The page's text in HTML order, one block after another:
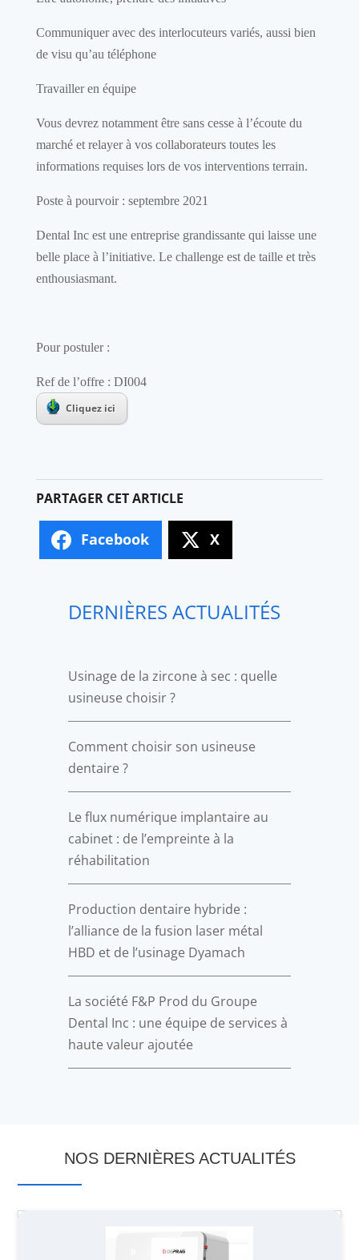
Communiquer avec des interlocuteurs variés, aussi bien
de visu qu’au téléphone
Travailler en équipe
Vous devrez notamment être sans cesse à l’écoute du
marché et relayerà vos collaborateurs toutes les
informations requises lors de vos interventions terrain.
Poste à pourvoir : septembre 2021
Dental Incest une entreprise grandissante qui laisse une
belle place à l’initiative. Le challenge est de taille et très
enthousiasmant.
Pour postuler :
Ref de l’offre : DI004
Cliquez ici
Facebook X
DERNIÈRES ACTUALITÉS
Usinage de la zircone à sec : quelle
usineuse choisir ?
Comment choisir son usineuse
dentaire ?
Le flux numérique implantaire au
cabinet : de l’empreinte à la
réhabilitation
Production dentaire hybride :
l’alliance de la fusion laser métal
HBD et de l’usinage Dyamach
La société F&P Prod du Groupe
Dental Inc : une équipe de services à
haute valeur ajoutée
NOS DERNIÈRES ACTUALITÉS